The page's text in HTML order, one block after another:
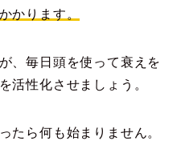
かります。
、毎日頭を使って衰えを
活性化させましょう。
たら何も始まりません。